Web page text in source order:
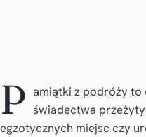
P amiątki z podróży to
świadectwa
egzotycznych miejsc czy